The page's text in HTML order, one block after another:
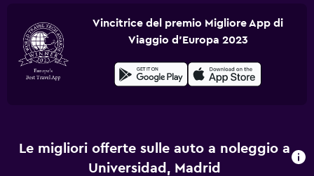
Vincitrice del premio Migliore App di
Viaggio d'Europa 2023
Le migliori offerte sulle auto a noleggio a
Universidad, Madrid